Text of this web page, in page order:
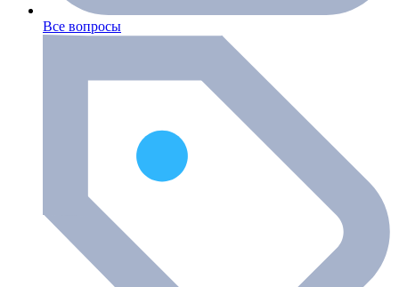
Все вопросы